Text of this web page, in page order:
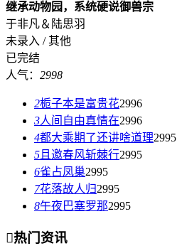
继承动物园，系统硬说御兽宗
于非凡＆陆思羽
未录入 / 其他
已完结
人气： 2998
2栀子本是富贵花2996
3人间自由真情在2996
4都大乘期了还讲啥道理2995
5 且邀春风斩棘行2995
6雀占凤巢2995
7花落故人归2995
8午夜巴塞罗那2995
热门资讯